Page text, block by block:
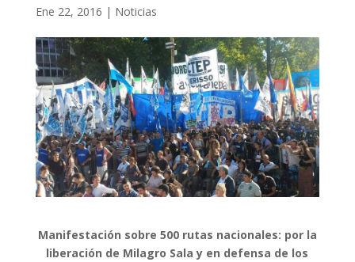
Ene 22, 2016 | Noticias
Manifestación sobre 500 rutas nacionales: por la
liberación de Milagro Sala y en defensa de los